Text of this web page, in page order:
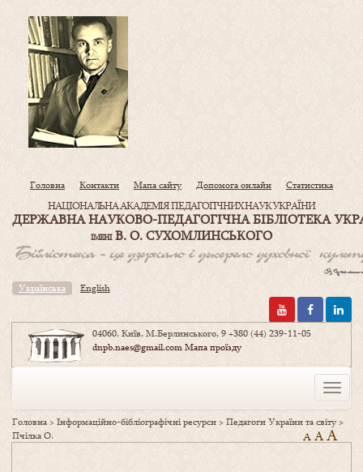
Головна Контакти Мапа сайту Допомога онлайн Статистика
НАЦІОНАЛЬНА АКАДЕМІЯ ПЕДАГОГІЧНИХ НАУК УКРАЇНИ
ДЕРЖАВНА НАУКОВО-ПЕДАГОГІЧНА БІБЛІОТЕКА
ІМЕНІВ. О. СУХОМЛИНСЬКОГО
Українська English
04060, Київ, М.Берлинського, 9+380 (44) 239-11-05
dnpb.naes@gmail.comМапа проїзду
Toggle
Головна >Інформаційно-бібліографічні ресурси >Педагоги України та світу>
Пчілка О.
A AA